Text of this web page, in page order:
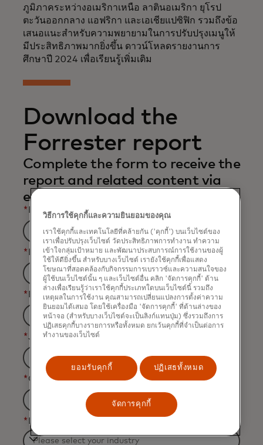
ภูมิภาคระหว่างอเมริกาเหนือ ลาตินอเมริกา ยุโรป
ตะวันออกกลาง แอฟริกา และเอเชียแปซิฟิก รวมถึงข้อ
เสนอแนะสำหรับความพยายามในการปรับปรุงเมนูให้
มีประสิทธิภาพมากยิ่งขึ้น ดาวน์โหลดรายงานการ
ศึกษาปี 2024 เพื่อเรียนรู้เพิ่มเติม
Download the
Forrester report
Complete the form to receive the
report and related content via
email.
* First Name
* Last Name
* Business Email Address
*Job Title
*Organization Name
* Industry
วิธีการใช้คุกกี้และความยินยอมของคุณ
เราใช้คุกกี้และเทคโนโลยีที่คล้ายกัน ('คุกกี้') บนเว็บไซต์ของ
เราเพื่อปรับปรุงเว็บไซต์ วัดประสิทธิภาพการทำงาน ทำความ
เข้าใจกลุ่มเป้าหมาย และพัฒนาประสบการณ์การใช้งานของผู้
ใช้ให้ดียิ่งขึ้น สำหรับบางเว็บไซต์ เรายังใช้คุกกี้เพื่อแสดง
โฆษณาที่สอดคล้องกับกิจกรรมการเบราวซ์และความสนใจของ
ผู้ใช้บนเว็บไซต์นั้น ๆ และเว็บไซต์อื่น คลิก 'จัดการคุกกี้' ด้าน
ล่างเพื่อเรียนรู้ว่าเราใช้คุกกี้ประเภทใดบนเว็บไซต์นี้ รวมถึง
เหตุผลในการใช้งาน คุณสามารถเปลี่ยนแปลงการตั้งค่าความ
ยินยอมได้เสมอ โดยใช้เครื่องมือ 'จัดการคุกกี้' ที่ด้านล่างของ
หน้าจอ (สำหรับบางเว็บไซต์จะเป็นลิงก์แทนปุ่ม) ซึ่งรวมถึงการ
ปฏิเสธคุกกี้บางรายการหรือทั้งหมด ยกเว้นคุกกี้ที่จำเป็นต่อการ
ทำงานของเว็บไซต์
ยอมรับคุกกี้ ปฏิเสธทั้งหมด
จัดการคุกกี้